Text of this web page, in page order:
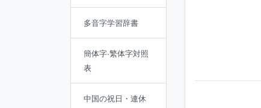
多音字学習辞書
簡体字·繁体字対照
表
中国の祝日・連休